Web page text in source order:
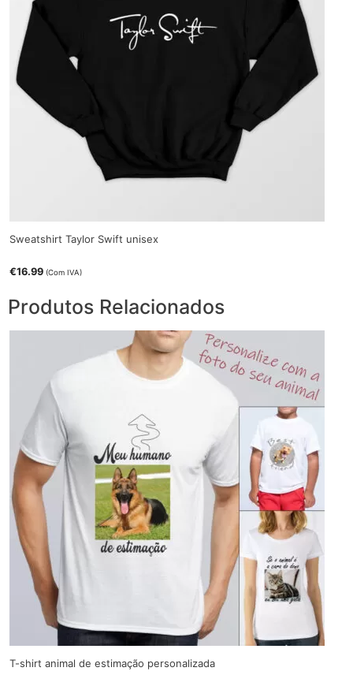
Sweatshirt Taylor Swift unisex
€16.99 (Com IVA)
Produtos Relacionados
T-shirt animal de estimação personalizada